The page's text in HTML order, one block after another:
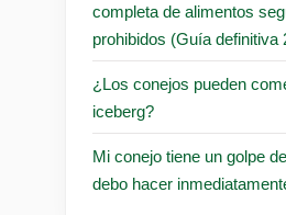
completa de alimentos
prohibidos (Guía definitiva
¿Los conejos pueden
iceberg?
Mi conejo tiene un golpe
debo hacer